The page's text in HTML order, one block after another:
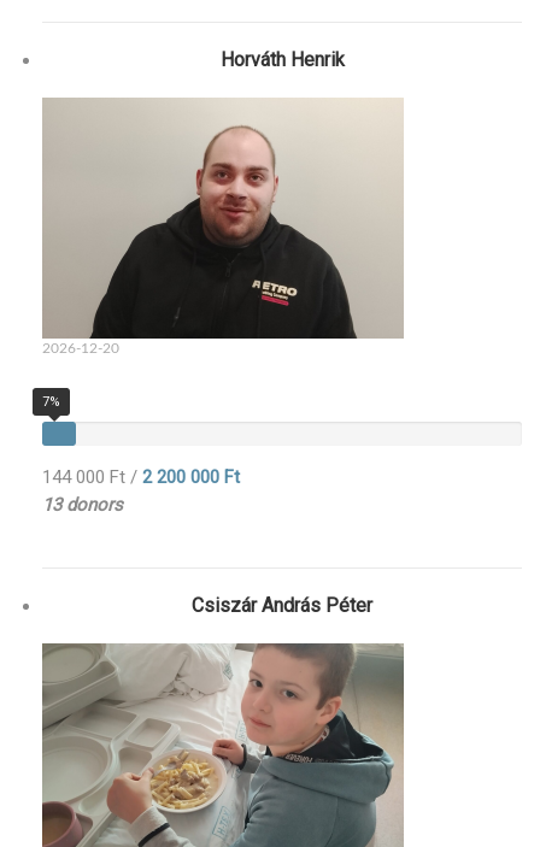
Horváth Henrik
2026-12-20
7%
144 000 Ft / 2 200 000 Ft
13 donors
Csiszár András Péter